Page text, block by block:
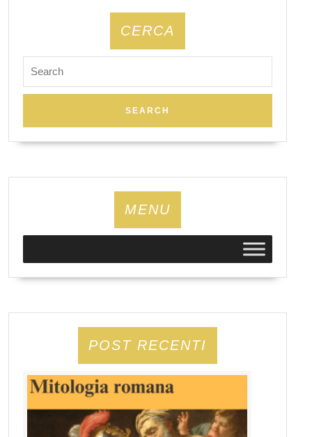
CERCA
for:
MENU
POST RECENTI